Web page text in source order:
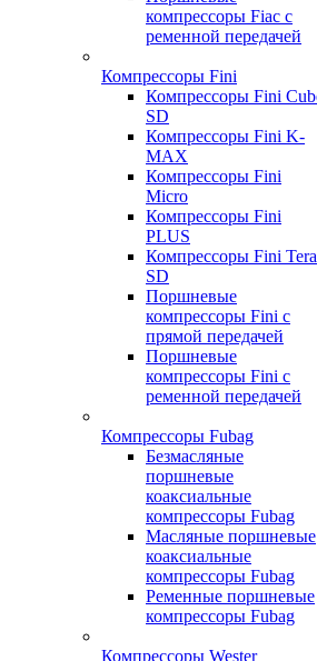
компрессоры Fiac с
ременной передачей
Компрессоры Fini
Компрессоры Fini
SD
Компрессоры Fini K-
MAX
Компрессоры Fini
Micro
Компрессоры Fini
PLUS
Компрессоры Fini Tera
SD
Поршневые
компрессоры Fini с
прямой передачей
Поршневые
компрессоры Fini с
ременной передачей
Компрессоры Fubag
Безмасляные
поршневые
коаксиальные
компрессоры Fubag
Масляные поршневые
коаксиальные
компрессоры Fubag
Ременные поршневые
компрессоры Fubag
Компрессоры Wester